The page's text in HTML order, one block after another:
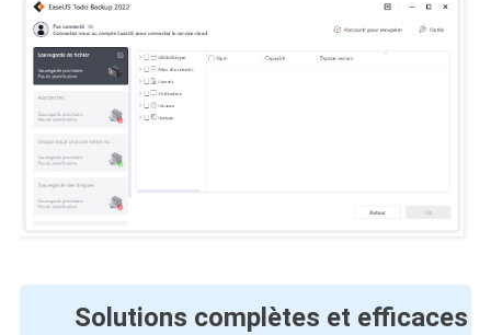
Solutions complètes et efficaces